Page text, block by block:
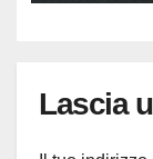
Lascia